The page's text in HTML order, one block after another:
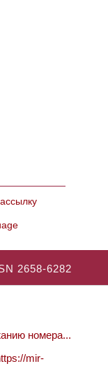
2658-6282
номера...
mir-